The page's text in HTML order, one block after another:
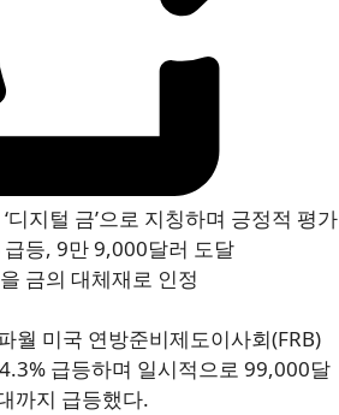
디지털 금’으로 지칭하며 긍정적 평가
등, 9만 9,000달러 도달
금의 대체재로 인정
월 미국 연방준비제도이사회(FRB)
급등하며 일시적으로 99,000달
까지 급등했다.